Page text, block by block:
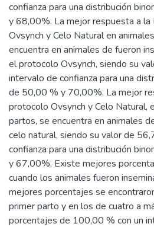
confianza para una distribución
y 68,00%. La mejor respuesta a
Ovsynch y Celo Natural en
encuentra en animales de fueron
el protocolo Ovsynch, siendo su
intervalo de confianza para una
de 50,00 % y 70,00%. La mejor
protocolo Ovsynch y Celo Natural,
partos, se encuentra en animales
celo natural, siendo su valor de
confianza para una distribución
y 67,00%. Existe mejores
cuando los animales fueron
mejores porcentajes se
primer parto y en los de cuatro a
porcentajes de 100,00 % con un